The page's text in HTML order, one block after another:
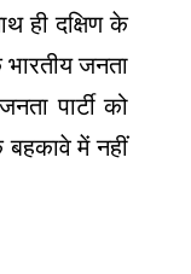
ही दक्षिण के
जनता
पार्टी को
में नहीं